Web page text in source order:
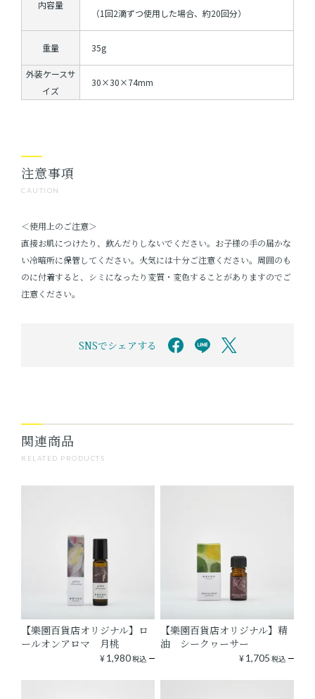
内容量
（1回2滴ずつ使用した場合、約20回分）
重量 35g
外装ケースサ
イズ
30×30×74mm
CAUTION
注意事項
＜使用上のご注意＞
直接お肌につけたり、飲んだりしないでください。お子様の手の届かな
い冷暗所に保管してください。火気には十分ご注意ください。周囲のも
のに付着すると、シミになったり変質・変色することがありますのでご
注意ください。
SNSでシェアする
RELATED PRODUCTS
関連商品
【樂園百貨店オリジナル】ロ
ールオンアロマ 月桃
¥1,980税込
【樂園百貨店オリジナル】精
油 シークヮーサー
¥1,705 税込